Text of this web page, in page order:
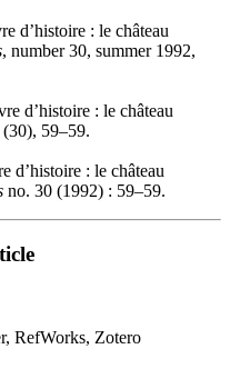
d’histoire : le château
, number 30, summer 1992,
d’histoire : le château
(30), 59–59.
d’histoire : le château
no. 30 (1992) : 59–59.
RefWorks, Zotero